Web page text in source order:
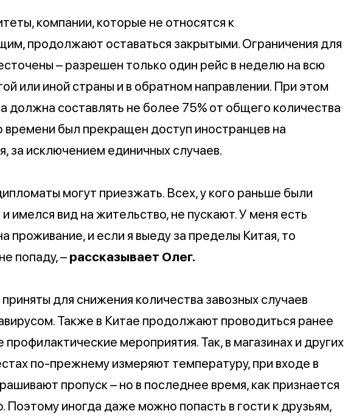
компании, которые не относятся к
продолжают оставаться закрытыми. Ограничения для
– разрешен только один рейс в неделю на всю
или иной страны и в обратном направлении. При этом
должна составлять не более 75% от общего количества
времени был прекращен доступ иностранцев на
за исключением единичных случаев.
могут приезжать. Всех, у кого раньше были
имелся вид на жительство, не пускают. У меня есть
проживание, и если я выеду за пределы Китая, то
попаду, –рассказывает Олег.
для снижения количества завозных случаев
Также в Китае продолжают проводиться ранее
мероприятия. Так, в магазинах и других
по-прежнему измеряют температуру, при входе в
пропуск – но в последнее время, как признается
Поэтому иногда даже можно попасть в гости к друзьям,